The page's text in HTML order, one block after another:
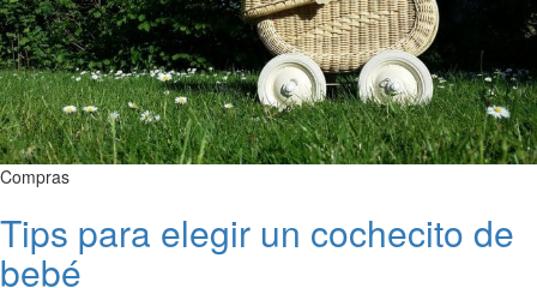
Compras
Tips para elegir un cochecito de
bebé